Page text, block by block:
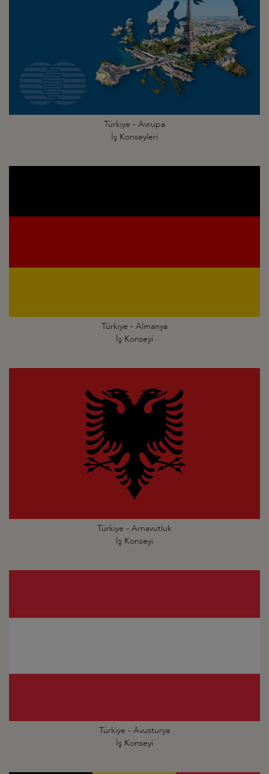
Türkiye - Avrupa
İş Konseyleri
Türkiye - Almanya
İş Konseyi
Türkiye - Arnavutluk
İş Konseyi
Türkiye - Avusturya
İş Konseyi